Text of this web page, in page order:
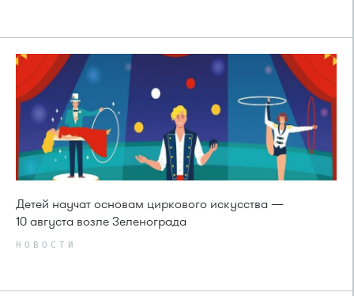
Детей научат основам циркового искусства —
10 августа возле Зеленограда
НОВОСТИ